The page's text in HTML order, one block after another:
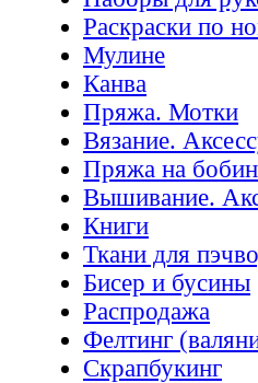
Раскраски по
Мулине
Канва
Пряжа. Мотки
Вязание.
Пряжа на
Вышивание.
Книги
Ткани для
Бисер и бусины
Распродажа
Фелтинг
Скрапбукинг